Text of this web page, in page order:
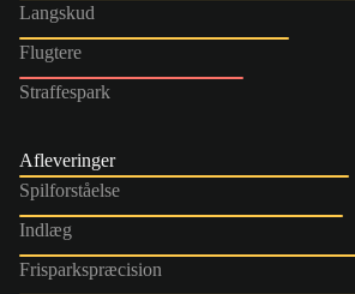
Langskud
Flugtere
Straffespark
Afleveringer
Spilforståelse
Indlæg
Frisparkspræcision